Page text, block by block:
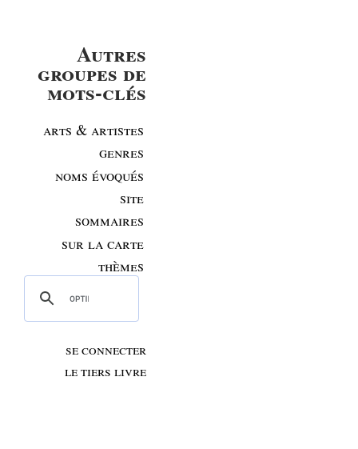
Autres
groupes de
mots-clés
arts & artistes
genres
noms évoqués
site
sommaires
sur la carte
thèmes
se connecter
le tiers livre